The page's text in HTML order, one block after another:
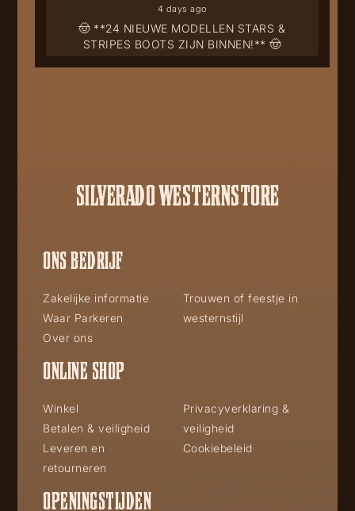
🤠 **24 NIEUWE MODELLEN STARS &
STRIPES BOOTS ZIJN BINNEN!** 🤠
4 days ago
SILVERADO WESTERNSTORE
ONS BEDRIJF
Zakelijke informatie
Waar Parkeren
Over ons
Trouwen of feestje in
westernstijl
ONLINE SHOP
Winkel
Betalen & veiligheid
Leveren en
retourneren
Privacyverklaring &
veiligheid
Cookiebeleid
OPENINGSTIJDEN